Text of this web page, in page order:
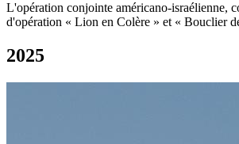
L'opération conjointe américano-israélienne,
d'opération « Lion en Colère » et « Bouclier
2025